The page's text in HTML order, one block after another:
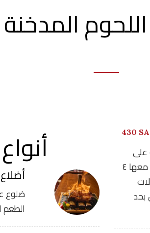
المدخنة
على
طريقة الشيف إياد والمدخن لمدة ١٤-١٢ساعة، يقدم معها ٤
430
ضلوع